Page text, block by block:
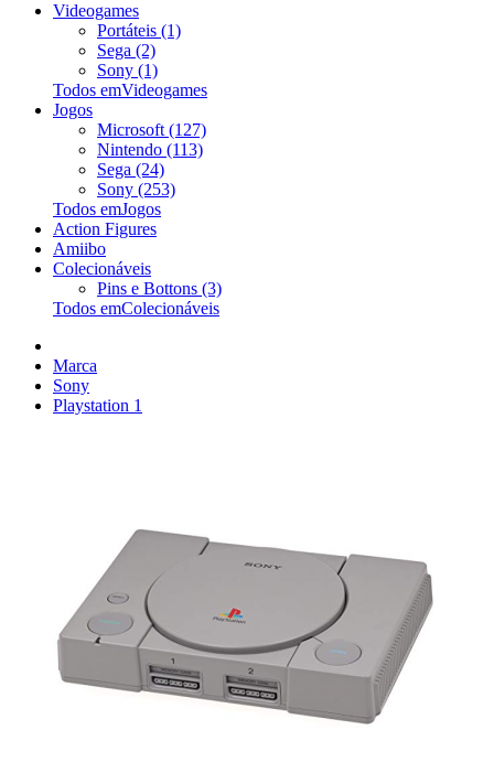
Videogames
Portáteis (1)
Sega (2)
Sony (1)
Todos emVideogames
Jogos
Microsoft (127)
Nintendo (113)
Sega (24)
Sony (253)
Todos emJogos
Action Figures
Amiibo
Colecionáveis
Pins e Bottons (3)
Todos emColecionáveis
Marca
Sony
Playstation 1